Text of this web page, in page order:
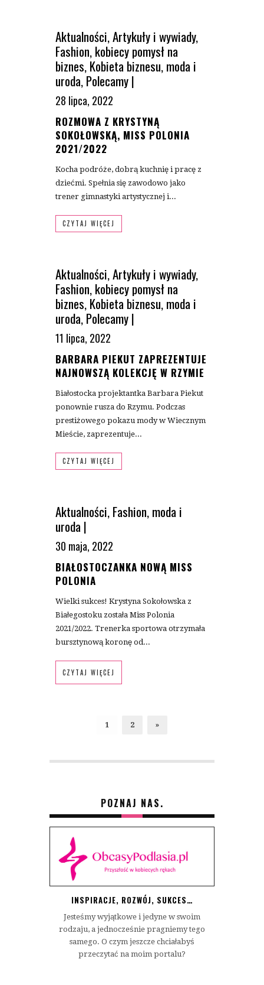
Aktualności,Artykuły i wywiady,
Fashion,kobiecy pomysł na
biznes,Kobieta biznesu,moda i
uroda,Polecamy|
28 lipca, 2022
ROZMOWA Z KRYSTYNĄ
SOKOŁOWSKĄ, MISS POLONIA
2021/2022
Kocha podróże, dobrą kuchnię i pracę z
dziećmi. Spełnia się zawodowo jako
trener gimnastyki artystycznej i...
CZYTAJ WIĘCEJ
Aktualności,Artykuły i wywiady,
Fashion,kobiecy pomysł na
biznes,Kobieta biznesu,moda i
uroda,Polecamy|
11 lipca, 2022
BARBARA PIEKUT ZAPREZENTUJE
NAJNOWSZĄ KOLEKCJĘ W RZYMIE
Białostocka projektantka Barbara Piekut
ponownie rusza do Rzymu. Podczas
prestiżowego pokazu mody w Wiecznym
Mieście, zaprezentuje...
CZYTAJ WIĘCEJ
Aktualności,Fashion,moda i
uroda|
30 maja, 2022
BIAŁOSTOCZANKA NOWĄ MISS
POLONIA
Wielki sukces! Krystyna Sokołowska z
Białegostoku została Miss Polonia
2021/2022. Trenerka sportowa otrzymała
bursztynową koronę od...
CZYTAJ WIĘCEJ
1 2 »
POZNAJ NAS.
INSPIRACJE, ROZWÓJ, SUKCES…
Jesteśmy wyjątkowe i jedyne w swoim
rodzaju, a jednocześnie pragniemy tego
samego. O czym jeszcze chciałabyś
przeczytać na moim portalu?